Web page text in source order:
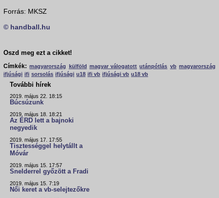
Forrás: MKSZ
© handball.hu
Oszd meg ezt a cikket!
Címkék: magyarország külföld magyar válogatott utánpótlás vb magyarország
ifjúsági ifi sorsolás ifjúsági u18 ifi vb ifjúsági vb u18 vb
További hírek
2019. május 22. 18:15
Búcsúzunk
2019. május 18. 18:21
Az ÉRD lett a bajnoki
negyedik
2019. május 17. 17:55
Tisztességgel helytállt a
Móvár
2019. május 15. 17:57
Snelderrel győzött a Fradi
2019. május 15. 7:19
Női keret a vb-selejtezőkre